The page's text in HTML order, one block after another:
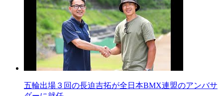
五輪出場３回の長迫吉拓が全日本BMX連盟のアンバサ